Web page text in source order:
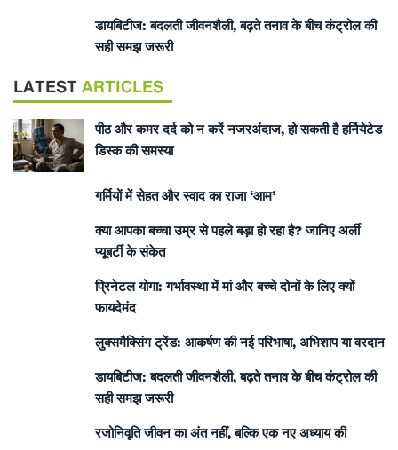
डायबिटीज: बदलती जीवनशैली, बढ़ते तनाव के बीच कंट्रोल की
सही समझ जरूरी
LATEST ARTICLES
पीठ और कमर दर्द को न करें नजरअंदाज, हो सकती है हर्नियेटेड
डिस्क की समस्या
गर्मियों में सेहत और स्वाद का राजा ‘आम’
क्या आपका बच्चा उम्र से पहले बड़ा हो रहा है? जानिए अर्ली
प्यूबर्टी के संकेत
प्रिनेटल योगा: गर्भावस्था में मां और बच्चे दोनों के लिए क्यों
फायदेमंद
लुक्समैक्सिंग ट्रेंड: आकर्षण की नई परिभाषा, अभिशाप या वरदान
डायबिटीज: बदलती जीवनशैली, बढ़ते तनाव के बीच कंट्रोल की
सही समझ जरूरी
रजोनिवृति जीवन का अंत नहीं, बल्कि एक नए अध्याय की